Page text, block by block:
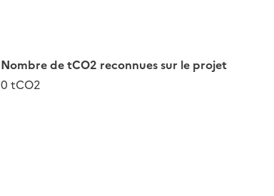
Nombre de tCO2 reconnues sur le projet
0 tCO2